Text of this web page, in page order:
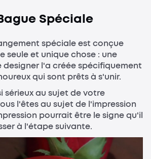
Spéciale
spéciale est conçue
seule et unique chose : une
designer l'a créée spécifiquement
qui sont prêts à s'unir.
sérieux au sujet de votre
l'êtes au sujet de l'impression
pourrait être le signe qu'il
à l'étape suivante.